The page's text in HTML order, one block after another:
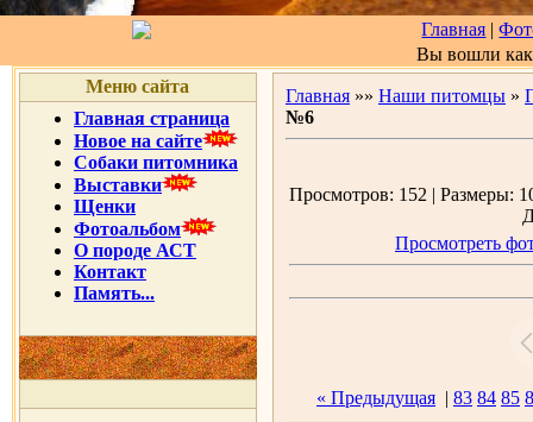
Главная |
Вы вошли
Меню сайта
Главная страница
Новое на сайте
Собаки питомника
Выставки
Щенки
Фотоальбом
О породе АСТ
Контакт
Память...
Главная »» Наши питомцы »
№6
Просмотров: 152 | Размеры:
Просмотреть
« Предыдущая | 83 84 85